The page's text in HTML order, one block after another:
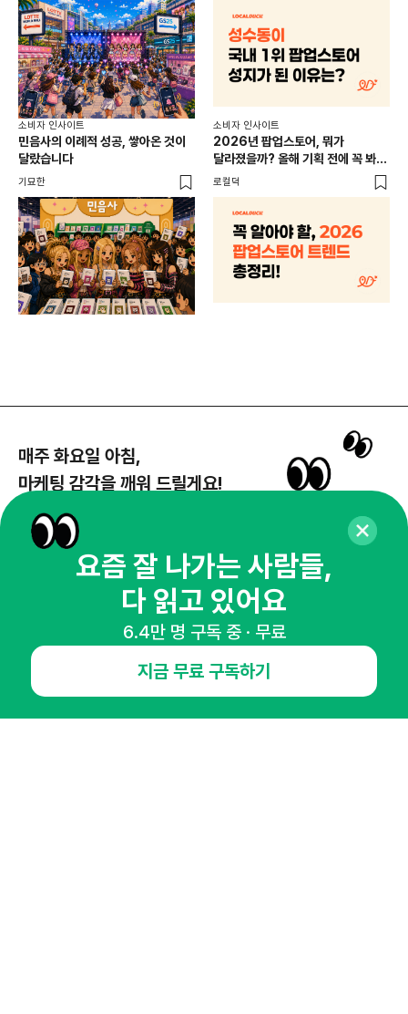
소비자 인사이트
민음사의 이례적 성공, 쌓아온 것이
달랐습니다
기묘한
소비자 인사이트
2026년 팝업스토어, 뭐가
달라졌을까? 올해 기획 전에 꼭 봐야
할 트렌드 4가지
로컬덕
매주 화요일 아침,
마케팅 감각을 깨워 드릴게요!
뉴스레터 구독하기
오픈애즈란
요즘 잘 나가는 사람들,
다 읽고 있어요
6.4만 명 구독 중 · 무료
지금 무료 구독하기